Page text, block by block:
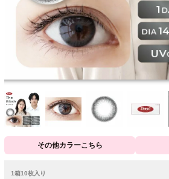
その他カラーこちら
1箱10枚入り